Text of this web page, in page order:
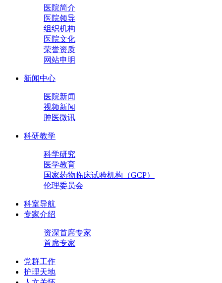
医院简介
医院领导
组织机构
医院文化
荣誉资质
网站申明
新闻中心
医院新闻
视频新闻
肿医微讯
科研教学
科学研究
医学教育
国家药物临床试验机构（GCP）
伦理委员会
科室导航
专家介绍
资深首席专家
首席专家
党群工作
护理天地